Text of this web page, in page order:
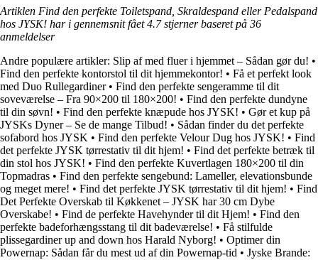
Artiklen Find den perfekte Toiletspand, Skraldespand eller Pedalspand
hos JYSK! har i gennemsnit fået4.7stjerner baseret på 36
anmeldelser
Andre populære artikler: Slip af med fluer i hjemmet – Sådan gør du! •
Find den perfekte kontorstol til dit hjemmekontor! • Få et perfekt look
med Duo Rullegardiner• Find den perfekte sengeramme til dit
soveværelse – Fra 90×200 til 180×200! • Find den perfekte dundyne
til din søvn! • Find den perfekte knæpude hos JYSK! • Gør et kup på
JYSKs Dyner – Se de mange Tilbud! • Sådan finder du det perfekte
sofabord hos JYSK • Find den perfekte Velour Dug hos JYSK! • Find
det perfekte JYSK tørrestativ til dit hjem! • Find det perfekte betræk til
din stol hos JYSK! • Find den perfekte Kuvertlagen 180×200 til din
Topmadras • Find den perfekte sengebund: Lameller, elevationsbunde
og meget mere! • Find det perfekte JYSK tørrestativ til dit hjem! • Find
Det Perfekte Overskab til Køkkenet – JYSK har 30 cm Dybe
Overskabe! • Find de perfekte Havehynder til dit Hjem! • Find den
perfekte badeforhængsstang til dit badeværelse! • Få stilfulde
plissegardiner up and down hos Harald Nyborg! • Optimer din
Powernap: Sådan får du mest ud af din Powernap-tid • Jyske Brande: